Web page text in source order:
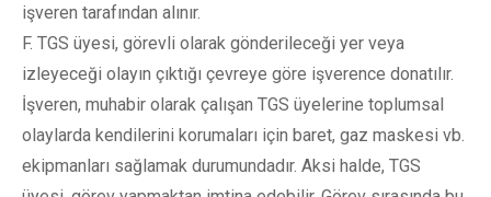
işveren tarafından alınır.
F. TGS üyesi, görevli olarak gönderileceği yer veya
izleyeceği olayın çıktığı çevreye göre işverence donatılır.
İşveren, muhabir olarak çalışan TGS üyelerine toplumsal
olaylarda kendilerini korumaları için baret, gaz maskesi vb.
ekipmanları sağlamak durumundadır. Aksi halde, TGS